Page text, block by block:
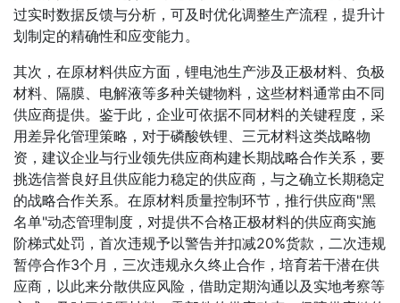
过实时数据反馈与分析，可及时优化调整生产流程，提升计
划制定的精确性和应变能力。
其次，在原材料供应方面，锂电池生产涉及正极材料、负极
材料、隔膜、电解液等多种关键物料，这些材料通常由不同
供应商提供。鉴于此，企业可依据不同材料的关键程度，采
用差异化管理策略，对于磷酸铁锂、三元材料这类战略物
资，建议企业与行业领先供应商构建长期战略合作关系，要
挑选信誉良好且供应能力稳定的供应商，与之确立长期稳定
的战略合作关系。在原材料质量控制环节，推行供应商"黑
名单"动态管理制度，对提供不合格正极材料的供应商实施
阶梯式处罚，首次违规予以警告并扣减20%货款，二次违规
暂停合作3个月，三次违规永久终止合作，培育若干潜在供
应商，以此来分散供应风险，借助定期沟通以及实地考察等